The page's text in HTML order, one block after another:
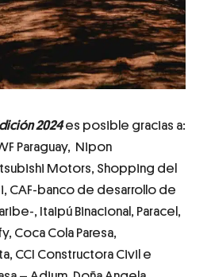
2024 es posible gracias a:
Paraguay, Nipon
Motors, Shopping del
CAF-banco de desarrollo de
, Itaipú Binacional, Paracel,
Coca Cola Paresa,
CCI Constructora Civil e